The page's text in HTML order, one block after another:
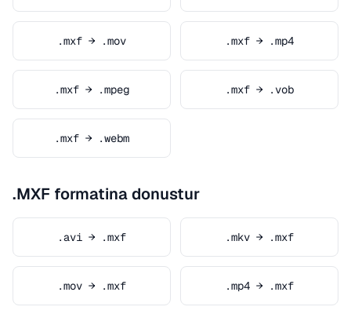
.mxf → .mov .mxf → .mp4
.mxf → .mpeg .mxf → .vob
.mxf → .webm
.MXF formatina donustur
.avi → .mxf .mkv → .mxf
.mov → .mxf .mp4 → .mxf